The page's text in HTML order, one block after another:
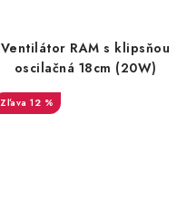
Ventilátor RAM s klipsňou
oscilačná 18cm (20W)
12 %